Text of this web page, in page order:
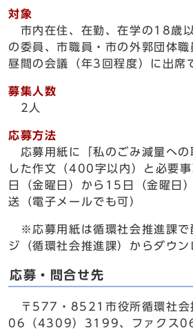
対象
市内在住、在勤、在学の18歳
の委員、市職員・市の外郭団体職
昼間の会議（年3回程度）に出席
募集人数
2人
応募方法
応募用紙に「私のごみ減量へ
した作文（400字以内）と必要
日（金曜日）から15日（金曜日
送（電子メールでも可）
※応募用紙は循環社会推進課で
ジ（循環社会推進課）からダウン
応募・問合せ先
〒577・8521市役所循環社
06（4309）3199、ファクス